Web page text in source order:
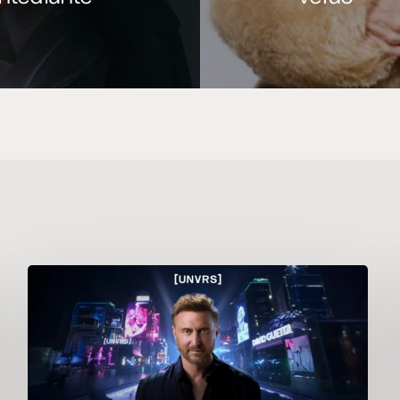
David
anuncia
residencia
Galactic
Circus